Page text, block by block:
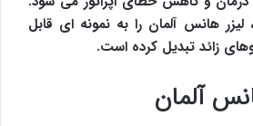
هانس آلمان را به نمونه ای قابل
زائد تبدیل کرده است.
آلمان